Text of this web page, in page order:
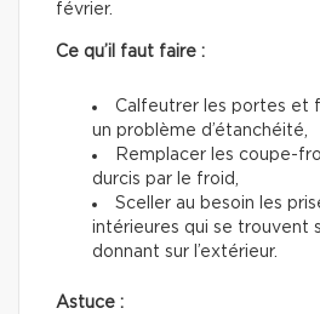
février.
Ce qu’il faut faire :
Calfeutrer les portes et
un problème d’étanchéité,
Remplacer les coupe-
durcis par le froid,
Sceller au besoin les
intérieures qui se trouvent
donnant sur l’extérieur.
Astuce :